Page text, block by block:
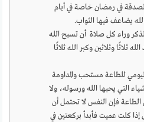
في رمضان خاصة في أيام
يضاعف فيها الثواب.
وراء كل صلاة أن تسبح الله
ثلاثًا وثلاثين وكبر الله ثلاثًا
للطاعة مستحب والمداومة
التي يحبها الله ورسوله، ولا
فإن النفس لا تحتمل أن
إذا كلت عميت فأبدأ بركعتين في